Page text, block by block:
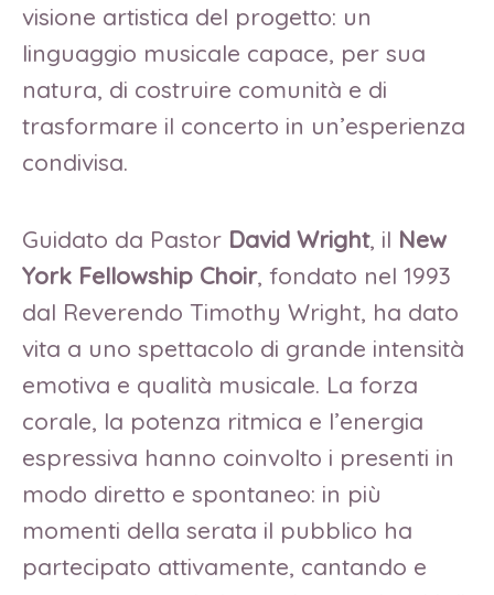
visione artistica del progetto: un
linguaggio musicale capace, per sua
natura, di costruire comunità e di
trasformare il concerto in un’esperienza
condivisa.
Guidato da Pastor David Wright, il New
York Fellowship Choir, fondato nel 1993
dal Reverendo Timothy Wright, ha dato
vita a uno spettacolo di grande intensità
emotiva e qualità musicale. La forza
corale, la potenza ritmica e l’energia
espressiva hanno coinvolto i presenti in
modo diretto e spontaneo: in più
momenti della serata il pubblico ha
partecipato attivamente, cantando e